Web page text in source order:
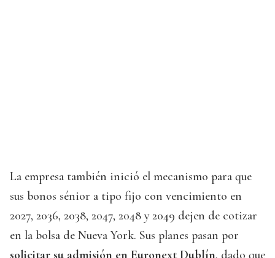
La empresa también inició el mecanismo para que
sus bonos sénior a tipo fijo con vencimiento en
2027, 2036, 2038, 2047, 2048 y 2049 dejen de cotizar
en la bolsa de Nueva York. Sus planes pasan por